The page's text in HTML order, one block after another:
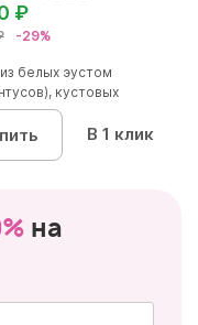
-29%
₽
белых эустом
кустовых
В 1 клик
на